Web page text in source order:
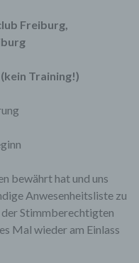
Freiburg,
Training!)
bewährt hat und uns
Anwesenheitsliste zu
der Stimmberechtigten
Mal wieder am Einlass